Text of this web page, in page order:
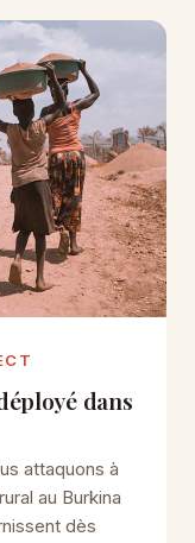
dans
attaquons à
au Burkina
dès